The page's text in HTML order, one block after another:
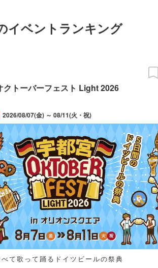
イベントランキング
クトーバーフェスト Light 2026
2026/08/07(金) ～ 08/11(火・祝)
て歌って踊るドイツビールの祭典